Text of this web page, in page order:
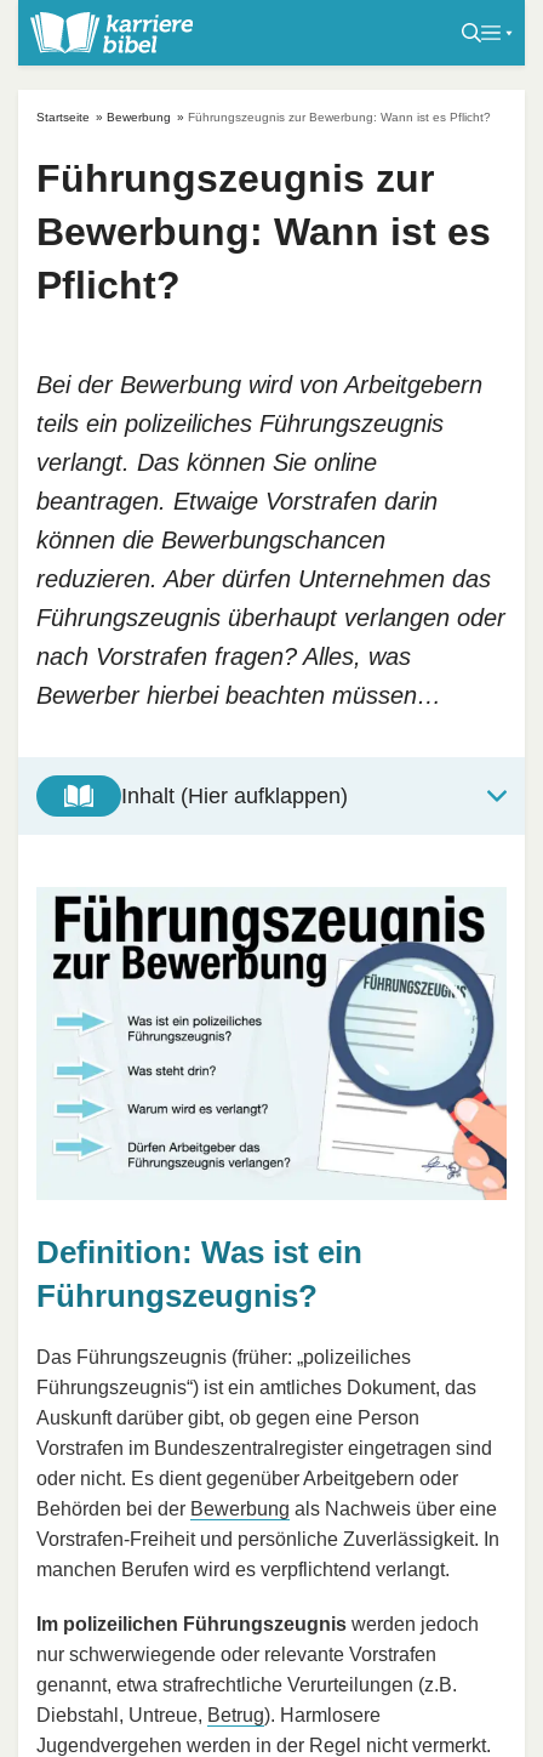
Startseite » Bewerbung » Führungszeugnis zur Bewerbung: Wann ist es Pflicht?
Führungszeugnis zur
Bewerbung: Wann ist es
Pflicht?
Bei der Bewerbung wird von Arbeitgebern
teils ein polizeiliches Führungszeugnis
verlangt. Das können Sie online
beantragen. Etwaige Vorstrafen darin
können die Bewerbungschancen
reduzieren. Aber dürfen Unternehmen das
Führungszeugnis überhaupt verlangen oder
nach Vorstrafen fragen? Alles, was
Bewerber hierbei beachten müssen…
Inhalt (Hier aufklappen)
Definition: Was ist ein
Führungszeugnis?
Das Führungszeugnis (früher: „polizeiliches
Führungszeugnis“) ist ein amtliches Dokument, das
Auskunft darüber gibt, ob gegen eine Person
Vorstrafen im Bundeszentralregister eingetragen sind
oder nicht. Es dient gegenüber Arbeitgebern oder
Behörden bei der Bewerbung als Nachweis über eine
Vorstrafen-Freiheit und persönliche Zuverlässigkeit. In
manchen Berufen wird es verpflichtend verlangt.
Im polizeilichen Führungszeugnis werden jedoch
nur schwerwiegende oder relevante Vorstrafen
genannt, etwa strafrechtliche Verurteilungen (z.B.
Diebstahl, Untreue, Betrug). Harmlosere
Jugendvergehen werden in der Regel nicht vermerkt.